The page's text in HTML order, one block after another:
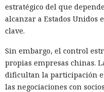
estratégico del que
alcanzar a Estados Unidos
clave.
Sin embargo, el control
propias empresas chinas.
dificultan la participación
las negociaciones con